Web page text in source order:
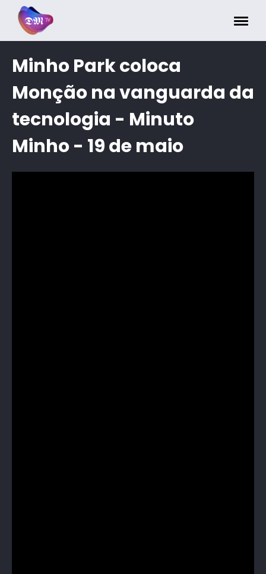
Minho Park coloca
Monção na vanguarda da
tecnologia - Minuto
Minho - 19 de maio
Painel de Gerenciamento de Cookies